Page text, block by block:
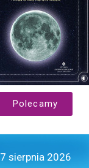
Polecamy
7 sierpnia 2026